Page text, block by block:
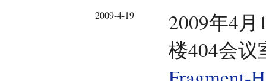
2009-4-19
2009年4
楼404会议